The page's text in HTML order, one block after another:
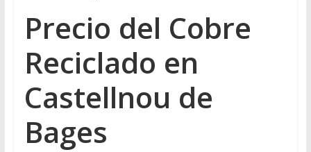
Precio del Cobre
Reciclado en
Castellnou de
Bages